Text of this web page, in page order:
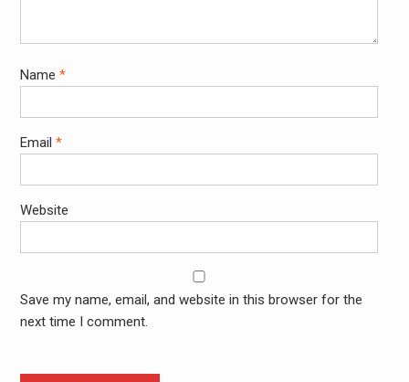
Name *
Email *
Website
Save my name, email, and website in this browser for the
next time I comment.